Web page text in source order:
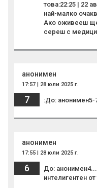
това:22:25 | 22
най-малко
Ако оживееш
сереш с
анонимен
17:57 | 28 юли 2025 г.
7 :До: анонимен5-
анонимен
17:55 | 28 юли 2025 г.
6
До:
интелигентен от